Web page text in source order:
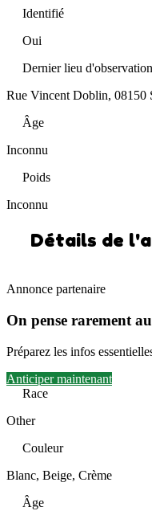
Identifié
Oui
Dernier lieu d'observation
Rue Vincent Doblin, 08150
Âge
Inconnu
Poids
Inconnu
Détails de
Annonce partenaire
On pense rarement
Préparez les infos
Anticiper maintenant
Race
Other
Couleur
Blanc, Beige, Crème
Âge